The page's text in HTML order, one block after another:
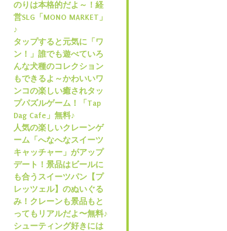
のりは本格的だよ～！経
営SLG「MONO MARKET」
♪
タップすると元気に「ワ
ン！」誰でも遊べていろ
んな犬種のコレクション
もできるよ～かわいいワ
ンコの楽しい癒されタッ
プパズルゲーム！「Tap
Dag Cafe」無料♪
人気の楽しいクレーンゲ
ーム「へなへなスイーツ
キャッチャー」がアップ
デート！景品はビールに
も合うスイーツパン【プ
レッツェル】のぬいぐる
み！クレーンも景品もと
ってもリアルだよ〜無料♪
シューティング好きには